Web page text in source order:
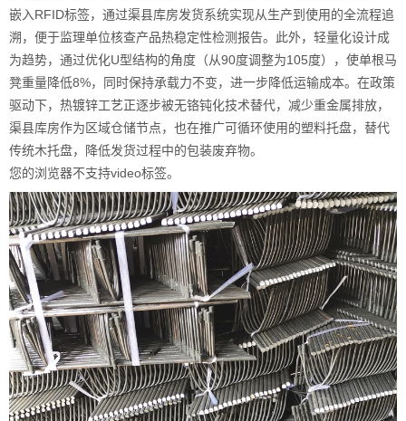
嵌入RFID标签，通过渠县库房发货系统实现从生产到使用的全流程追
溯，便于监理单位核查产品热稳定性检测报告。此外，轻量化设计成
为趋势，通过优化U型结构的角度（从90度调整为105度），使单根马
凳重量降低8%，同时保持承载力不变，进一步降低运输成本。在政策
驱动下，热镀锌工艺正逐步被无铬钝化技术替代，减少重金属排放，
渠县库房作为区域仓储节点，也在推广可循环使用的塑料托盘，替代
传统木托盘，降低发货过程中的包装废弃物。
您的浏览器不支持video标签。